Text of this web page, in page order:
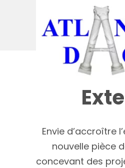
Envie d’accroître
nouvelle pièce
concevant des